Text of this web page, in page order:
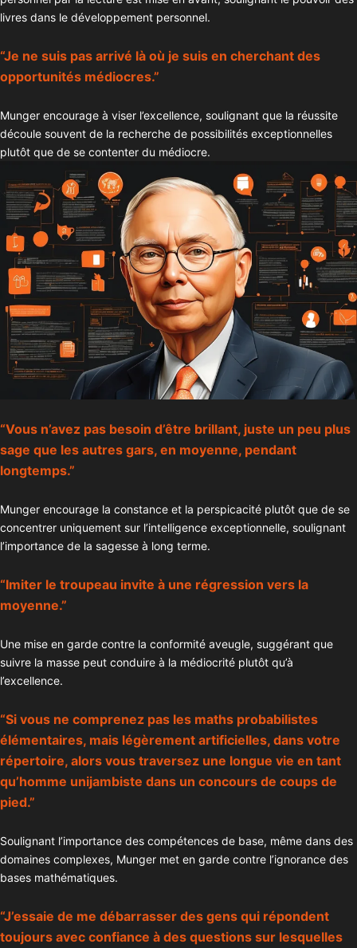
livres dans le développement personnel.
“Je ne suis pas arrivé là où je suis en cherchant des
opportunités médiocres.”
Munger encourage à viser l’excellence, soulignant que la réussite
découle souvent de la recherche de possibilités exceptionnelles
plutôt que de se contenter du médiocre.
“Vous n’avez pas besoin d’être brillant, juste un peu plus
sage que les autres gars, en moyenne, pendant
longtemps.”
Munger encourage la constance et la perspicacité plutôt que de se
concentrer uniquement sur l’intelligence exceptionnelle, soulignant
l’importance de la sagesse à long terme.
“Imiter le troupeau invite à une régression vers la
moyenne.”
Une mise en garde contre la conformité aveugle, suggérant que
suivre la masse peut conduire à la médiocrité plutôt qu’à
l’excellence.
“Si vous ne comprenez pas les maths probabilistes
élémentaires, mais légèrement artificielles, dans votre
répertoire, alors vous traversez une longue vie en tant
qu’homme unijambiste dans un concours de coups de
pied.”
Soulignant l’importance des compétences de base, même dans des
domaines complexes, Munger met en garde contre l’ignorance des
bases mathématiques.
“J’essaie de me débarrasser des gens qui répondent
toujours avec confiance à des questions sur lesquelles